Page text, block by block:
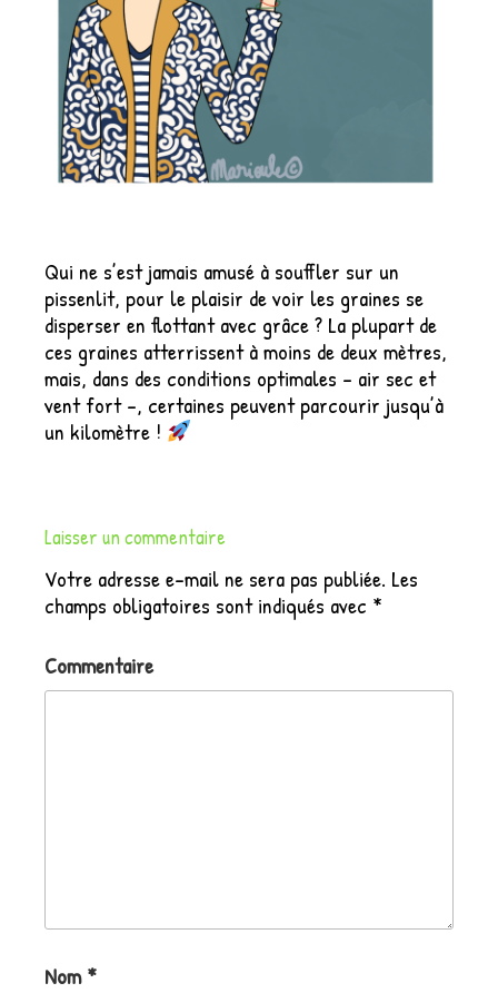
Qui ne s’est jamais amusé à souffler sur un
pissenlit, pour le plaisir de voir les graines se
disperser en flottant avec grâce ? La plupart de
ces graines atterrissent à moins de deux mètres,
mais, dans des conditions optimales – air sec et
vent fort –, certaines peuvent parcourir jusqu’à
un kilomètre !
Laisser un commentaire
Votre adresse e-mail ne sera pas publiée. Les
champs obligatoires sont indiqués avec *
Commentaire
Nom*